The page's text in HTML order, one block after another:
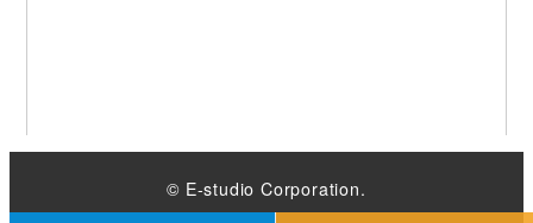
© E-studio Corporation.